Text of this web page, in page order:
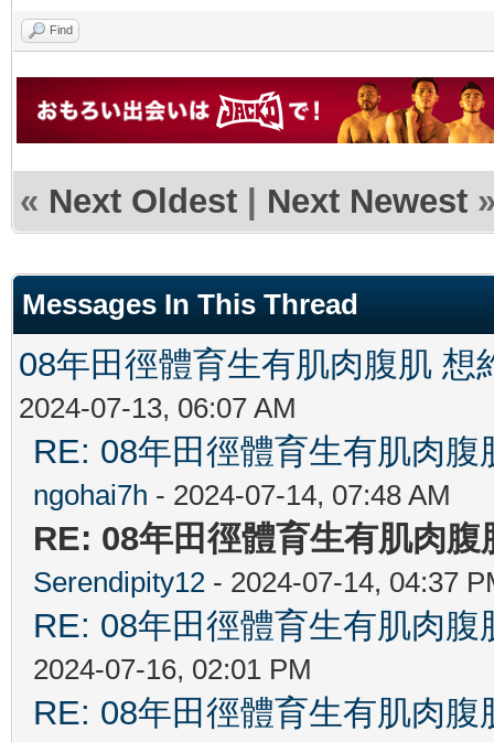
Find
« Next Oldest | Next Newest
Messages In This Thread
08年田徑體育生有肌肉腹肌 想
2024-07-13, 06:07 AM
RE: 08年田徑體育生有肌肉
ngohai7h - 2024-07-14, 07:48 AM
RE: 08年田徑體育生有肌肉
Serendipity12 - 2024-07-14, 04:37
RE: 08年田徑體育生有肌肉
2024-07-16, 02:01 PM
RE: 08年田徑體育生有肌肉